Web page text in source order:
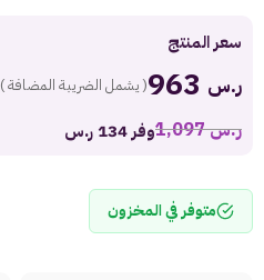
سعر المنتج
ر.س ( يشمل الضريبة المضافة )
ر.س1,097 وفر 134 ر.س
متوفر في المخزون